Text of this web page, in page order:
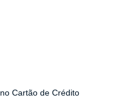
no Cartão de Crédito